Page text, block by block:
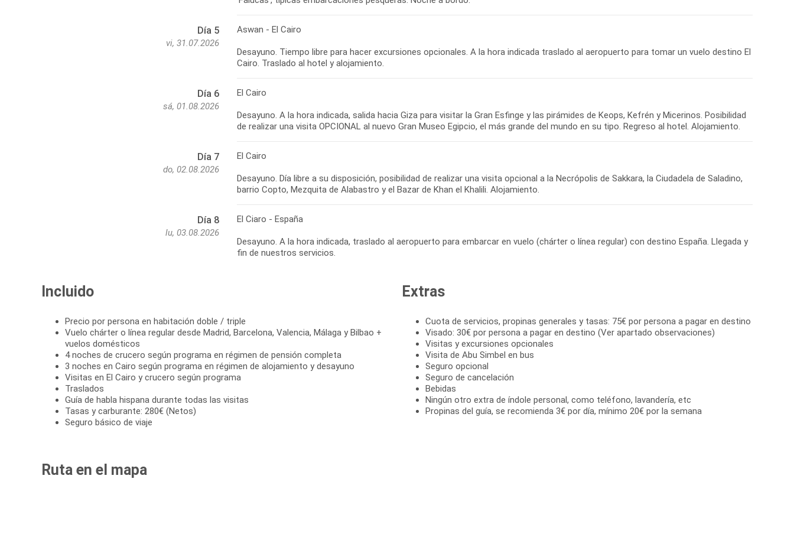
Día 5
vi, 31.07.2026
Aswan - El Cairo
Desayuno. Tiempo libre para hacer excursiones opcionales. A la hora indicada traslado al aeropuerto para tomar un vuelo destino El
Cairo. Traslado al hotel y alojamiento.
Día 6
sá, 01.08.2026
El Cairo
Desayuno. A la hora indicada, salida hacia Giza para visitar la Gran Esfinge y las pirámides de Keops, Kefrén y Micerinos. Posibilidad
de realizar una visita OPCIONAL al nuevo Gran Museo Egipcio, el más grande del mundo en su tipo. Regreso al hotel. Alojamiento.
Día 7
do, 02.08.2026
El Cairo
Desayuno. Día libre a su disposición, posibilidad de realizar una visita opcional a la Necrópolis de Sakkara, la Ciudadela de Saladino,
barrio Copto, Mezquita de Alabastro y el Bazar de Khan el Khalili. Alojamiento.
Día 8
lu, 03.08.2026
El Ciaro - España
Desayuno. A la hora indicada, traslado al aeropuerto para embarcar en vuelo (chárter o línea regular) con destino España. Llegada y
fin de nuestros servicios.
Incluido
Precio por persona en habitación doble / triple
Vuelo chárter o línea regular desde Madrid, Barcelona, Valencia, Málaga y Bilbao +
vuelos domésticos
4 noches de crucero según programa en régimen de pensión completa
3 noches en Cairo según programa en régimen de alojamiento y desayuno
Visitas en El Cairo y crucero según programa
Traslados
Guía de habla hispana durante todas las visitas
Tasas y carburante: 280€ (Netos)
Seguro básico de viaje
Extras
Cuota de servicios, propinas generales y tasas: 75€ por persona a pagar en destino
Visado: 30€ por persona a pagar en destino (Ver apartado observaciones)
Visitas y excursiones opcionales
Visita de Abu Simbel en bus
Seguro opcional
Seguro de cancelación
Bebidas
Ningún otro extra de índole personal, como teléfono, lavandería, etc
Propinas del guía, se recomienda 3€ por día, mínimo 20€ por la semana
Ruta en el mapa